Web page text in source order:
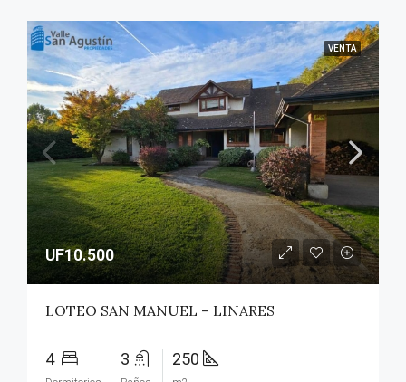
VENTA
UF10.500
LOTEO SAN MANUEL – LINARES
4 3 250